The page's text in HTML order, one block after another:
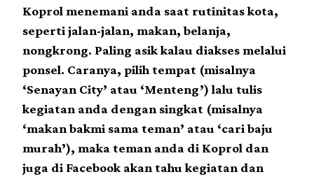
Koprol menemani anda saat rutinitas kota,
seperti jalan-jalan, makan, belanja,
nongkrong. Paling asik kalau diakses melalui
ponsel. Caranya, pilih tempat (misalnya
‘Senayan City’ atau ‘Menteng’) lalu tulis
kegiatan anda dengan singkat (misalnya
‘makan bakmi sama teman’ atau ‘cari baju
murah’), maka teman anda di Koprol dan
juga di Facebook akan tahu kegiatan dan